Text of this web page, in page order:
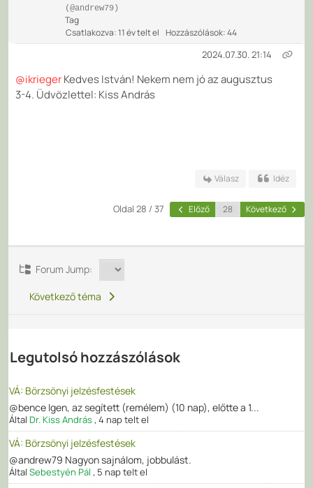
(@andrew79)
Tag
Csatlakozva: 11 év telt el Hozzászólások: 44
2024.07.30. 21:14
@ikriegerKedves István! Nekem nem jó az augusztus
3-4. Üdvözlettel: Kiss András
Válasz Idéz
Oldal 28 / 37 Előző Következő
Forum Jump:
Következő téma
Legutolsó hozzászólások
VÁ: Börzsönyi jelzésfestések
@bence Igen, az segített (remélem) (10 nap), előtte a 1...
Által Dr. Kiss András, 4 nap telt el
VÁ: Börzsönyi jelzésfestések
@andrew79 Nagyon sajnálom, jobbulást.
Által Sebestyén Pál , 5 nap telt el